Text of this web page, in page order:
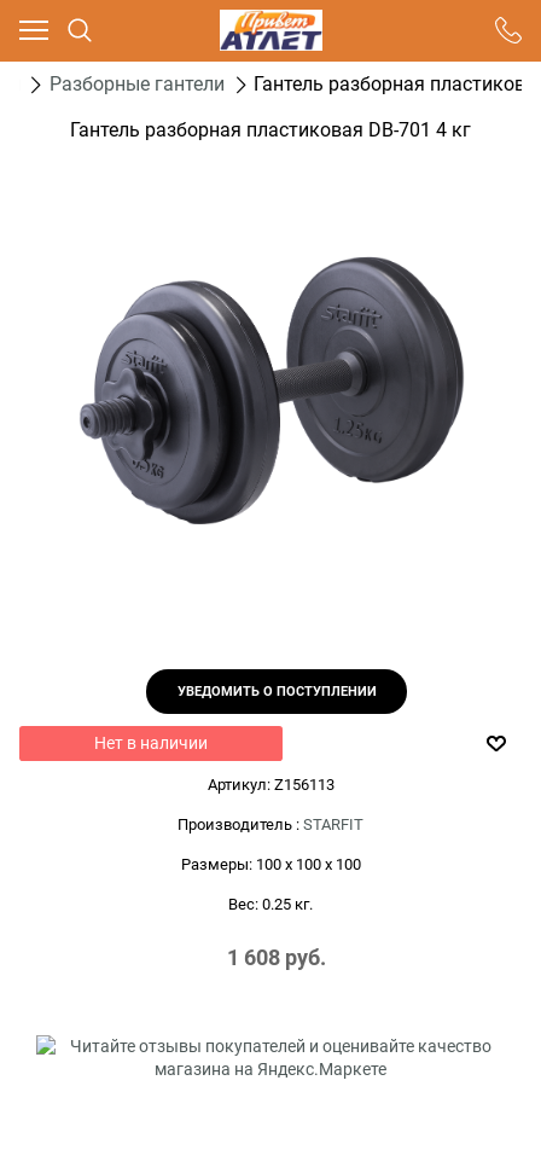
Разборные гантели
Гантель разборная
Гантель разборная пластиковая DB-701 4 кг
УВЕДОМИТЬ О ПОСТУПЛЕНИИ
Нет в наличии
Артикул: Z156113
Производитель : STARFIT
Размеры: 100 x 100 x 100
Вес: 0.25 кг.
1 608 руб.
Ваш город - Москва,
угадали?
ДА НЕТ